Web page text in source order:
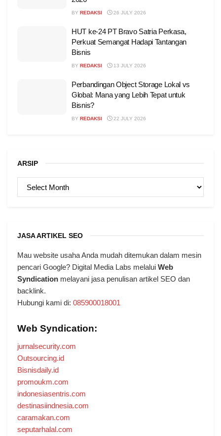
BY REDAKSI 26 JULY 2026
HUT ke-24 PT Bravo Satria Perkasa,
Perkuat Semangat Hadapi Tantangan
Bisnis
BY REDAKSI 13 JULY 2026
Perbandingan Object Storage Lokal vs
Global: Mana yang Lebih Tepat untuk
Bisnis?
BY REDAKSI 22 JULY 2026
ARSIP
JASA ARTIKEL SEO
Mau website usaha Anda mudah ditemukan dalam mesin
pencari Google? Digital Media Labs melalui Web
Syndication melayani jasa penulisan artikel SEO dan
backlink.
Hubungi kami di: 085900018001
Web Syndication:
jurnalsecurity.com
Outsourcing.id
Bisnisdaily.id
promoukm.com
indonesiasentris.com
destinasiindnesia.com
caramakan.com
seputarhalal.com